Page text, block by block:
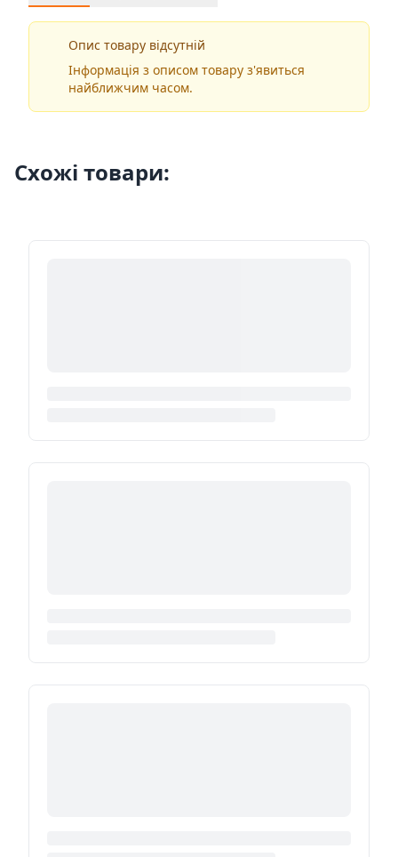
Опис товару відсутній
Інформація з описом товару з'явиться
найближчим часом.
Схожі товари: